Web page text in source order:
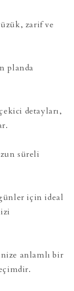
zarif ve
planda
detayları,
süreli
için ideal
anlamlı bir